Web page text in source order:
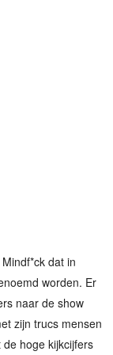
dat in
worden. Er
naar de show
zijn trucs mensen
hoge kijkcijfers